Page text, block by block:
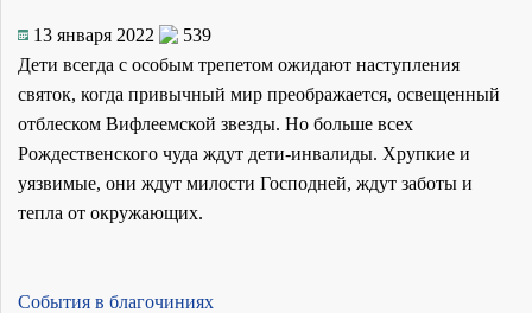
13 января 2022
539
Дети всегда с особым трепетом ожидают наступления
святок, когда привычный мир преображается, освещенный
отблеском Вифлеемской звезды. Но больше всех
Рождественского чуда ждут дети-инвалиды. Хрупкие и
уязвимые, они ждут милости Господней, ждут заботы и
тепла от окружающих.
События в благочиниях